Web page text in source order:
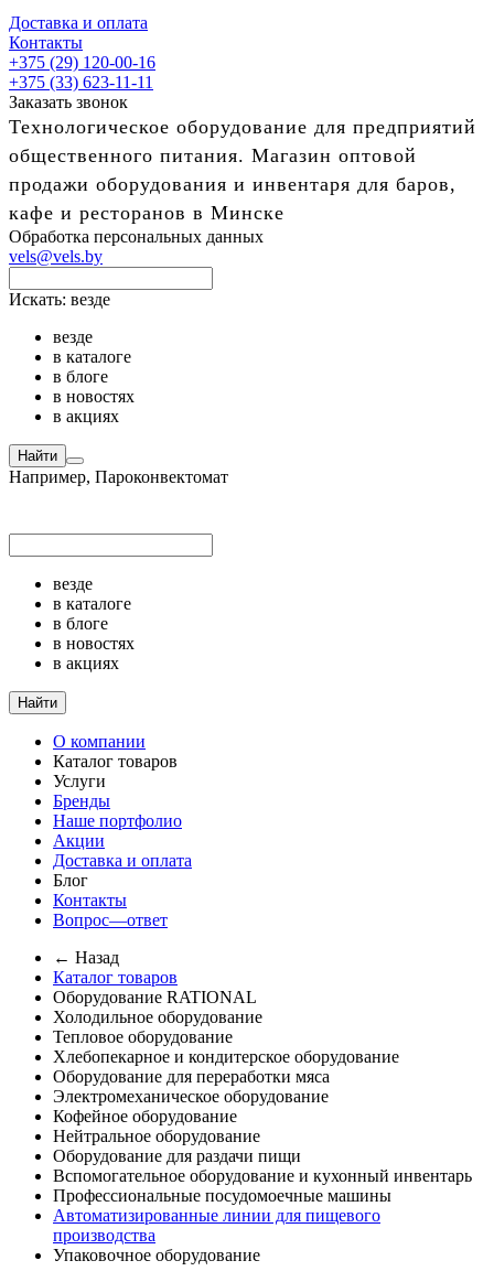
Доставка и оплата
Контакты
+375 (29) 120-00-16
+375 (33) 623-11-11
Заказать звонок
Технологическое оборудование для предприятий
общественного питания. Магазин оптовой
продажи оборудования и инвентаря для баров,
кафе и ресторанов в Минске
Обработка персональных данных
vels@vels.by
Искать: везде
везде
в каталоге
в блоге
в новостях
в акциях
Найти
Например, Пароконвектомат
везде
в каталоге
в блоге
в новостях
в акциях
Найти
О компании
Каталог товаров
Услуги
Бренды
Наше портфолио
Акции
Доставка и оплата
Блог
Контакты
Вопрос—ответ
← Назад
Каталог товаров
Оборудование RATIONAL
Холодильное оборудование
Тепловое оборудование
Хлебопекарное и кондитерское оборудование
Оборудование для переработки мяса
Электромеханическое оборудование
Кофейное оборудование
Нейтральное оборудование
Оборудование для раздачи пищи
Вспомогательное оборудование и кухонный инвентарь
Профессиональные посудомоечные машины
Автоматизированные линии для пищевого
производства
Упаковочное оборудование